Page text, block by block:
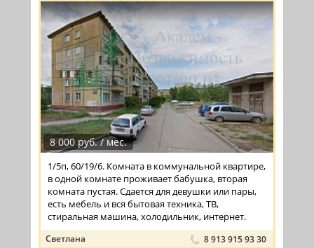
8 000 руб. / мес.
1/5п, 60/19/6. Комната в коммунальной квартире,
в одной комнате проживает бабушка, вторая
комната пустая. Сдается для девушки или пары,
есть мебель и вся бытовая техника, ТВ,
стиральная машина, холодильник, интернет.
Светлана 8 913 915 93 30